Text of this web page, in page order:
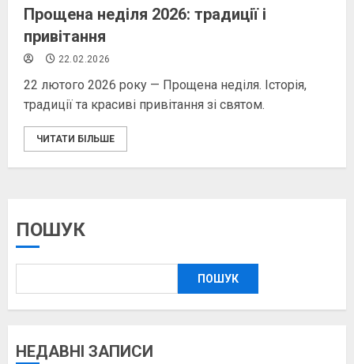
Прощена неділя 2026: традиції і
привітання
22.02.2026
22 лютого 2026 року — Прощена неділя. Історія,
традиції та красиві привітання зі святом.
ЧИТАТИ БІЛЬШЕ
ПОШУК
ПОШУК
НЕДАВНІ ЗАПИСИ